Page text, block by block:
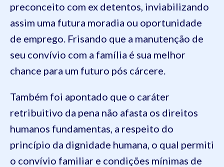
preconceito com ex detentos, inviabilizando
assim uma futura moradia ou oportunidade
de emprego. Frisando que a manutenção de
seu convívio com a família é sua melhor
chance para um futuro pós cárcere.
Também foi apontado que o caráter
retribuitivo da pena não afasta os direitos
humanos fundamentas, a respeito do
princípio da dignidade humana, o qual permiti
o convívio familiar e condições mínimas de